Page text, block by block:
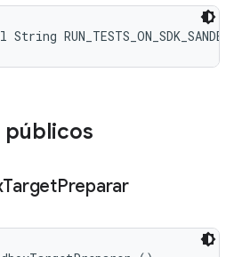
TargetPreparar